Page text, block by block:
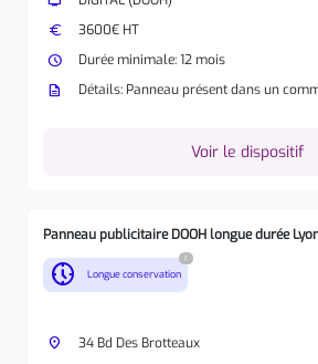
euro
3600€ HT
watch_later
Durée minimale: 12 mois
description
Détails: Panneau présent dans un
Voir le dispositif
Panneau publicitaire DOOH longue durée
nest_clock_farsight_analog Longue conservation
?
place
34 Bd Des Brotteaux